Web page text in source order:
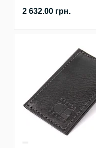
2 632.00 грн.